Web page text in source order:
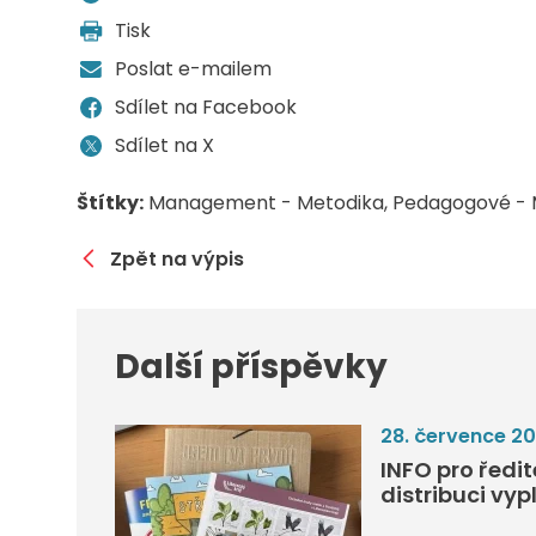
Tisk
Poslat e-mailem
Sdílet na Facebook
Sdílet na X
Štítky: Management - Metodika Pedagogové -
Zpět na výpis
Další příspěvky
28. července
INFO pro
distribuci